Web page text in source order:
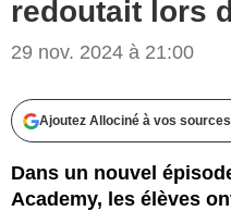
redoutait lors
29 nov. 2024 à 21:00
Ajoutez Allociné à vos
Dans un nouvel
Academy, les élèves